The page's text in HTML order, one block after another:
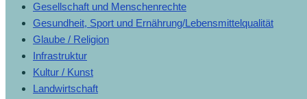
Gesellschaft und Menschenrechte
Gesundheit, Sport und Ernährung/Lebensmittelqualität
Glaube / Religion
Infrastruktur
Kultur / Kunst
Landwirtschaft